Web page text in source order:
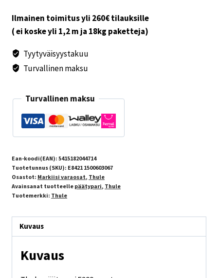
Ilmainen toimitus yli 260€ tilauksille
( ei koske yli 1,2 m ja 18kg paketteja)
Tyytyväisyystakuu
Turvallinen maksu
Turvallinen maksu
Ean-koodi(EAN): 5415182044714
Tuotetunnus (SKU): E8421 1500603067
Osastot: Markiisi varaosat, Thule
Avainsanat tuotteelle päätypari, Thule
Tuotemerkki: Thule
Kuvaus
Kuvaus